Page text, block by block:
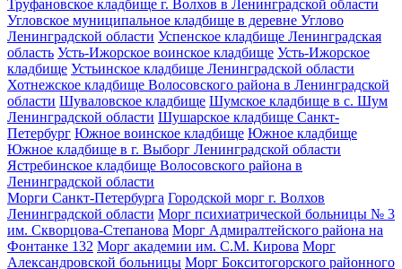
Труфановское кладбище г. Волхов в Ленинградской области
Угловское муниципальное кладбище в деревне Углово
Ленинградской области Успенское кладбище Ленинградская
область Усть-Ижорское воинское кладбище Усть-Ижорское
кладбище Устьинское кладбище Ленинградской области
Хотнежское кладбище Волосовского района в Ленинградской
области Шуваловское кладбище Шумское кладбище в с. Шум
Ленинградской области Шушарское кладбище Санкт-
Петербург Южное воинское кладбище Южное кладбище
Южное кладбище в г. Выборг Ленинградской области
Ястребинское кладбище Волосовского района в
Ленинградской области
Морги Санкт-Петербурга Городской морг г. Волхов
Ленинградской области Морг психиатрической больницы № 3
им. Скворцова-Степанова Морг Адмиралтейского района на
Фонтанке 132 Морг академии им. С.М. Кирова Морг
Александровской больницы Морг Бокситогорского районного